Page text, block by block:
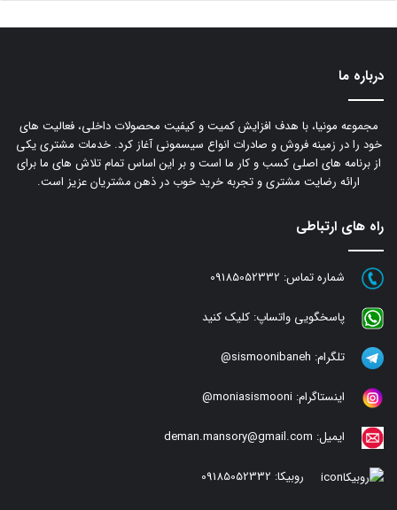
درباره ما
مجموعه مونیا، با هدف افزایش کمیت و کیفیت محصولات داخلی، فعالیت های
خود را در زمینه فروش و صادرات انواع سیسمونی آغاز کرد. خدمات مشتری یکی
از برنامه های اصلی کسب و کار ما است و بر این اساس تمام تلاش های ما برای
ارائه رضایت مشتری و تجربه خرید خوب در ذهن مشتریان عزیز است.
راه های ارتباطی
شماره تماس: 09185052332
پاسخگویی واتساپ: کلیک کنید
تلگرام: sismoonibaneh@
اینستاگرام: moniasismooni@
ایمیل: deman.mansory@gmail.com
روبیکا: 09185052332